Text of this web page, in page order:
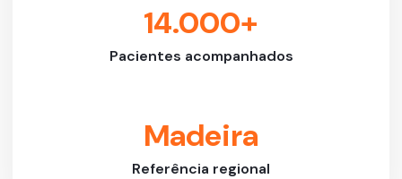
14.000+
Pacientes acompanhados
Madeira
Referência regional